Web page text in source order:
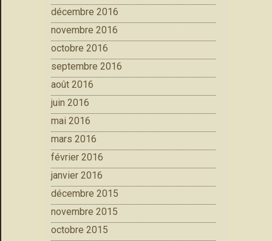
décembre 2016
novembre 2016
octobre 2016
septembre 2016
août 2016
juin 2016
mai 2016
mars 2016
février 2016
janvier 2016
décembre 2015
novembre 2015
octobre 2015